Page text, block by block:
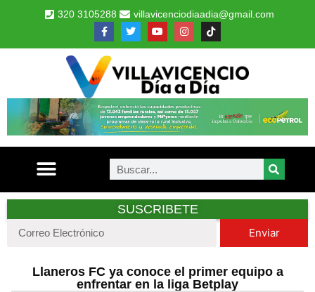
320 3105288 villavicenciodiaadia@gmail.com
SUSCRIBETE
Enviar
Llaneros FC ya conoce el primer equipo a
enfrentar en la liga Betplay